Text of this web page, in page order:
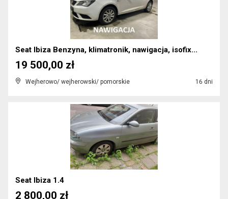
Seat Ibiza Benzyna, klimatronik, nawigacja, isofix...
Wejherowo/ wejherowski/ pomorskie 16 dni
19 500,00 zł
Seat Ibiza 1.4
2 800,00 zł